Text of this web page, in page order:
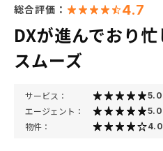
総合評価： 4.7
DXが進んでおり
スムーズ
サービス： 5.0
エージェント： 5.0
物件： 4.0